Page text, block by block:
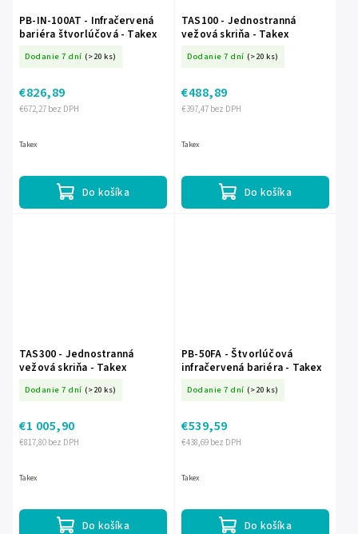
PB-IN-100AT - Infračervená
bariéra štvorlúčová - Takex
Dodanie 7 dní (>20 ks)
€672,27 bez DPH
€826,89
Do košíka
Takex
TAS100 - Jednostranná
vežová skriňa - Takex
Dodanie 7 dní (>20 ks)
€397,47 bez DPH
€488,89
Do košíka
Takex
TAS300 - Jednostranná
vežová skriňa - Takex
Dodanie 7 dní (>20 ks)
€817,80 bez DPH
€1 005,90
Do košíka
Takex
PB-50FA - Štvorlúčová
infračervená bariéra - Takex
Dodanie 7 dní (>20 ks)
€438,69 bez DPH
€539,59
Do košíka
Takex